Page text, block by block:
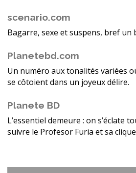
scenario.com
Bagarre, sexe et suspens, bref un
Planetebd.com
Un numéro aux tonalités variées
se côtoient dans un joyeux délire.
Planete BD
L’essentiel demeure : on s’éclate
suivre le Profesor Furia et sa